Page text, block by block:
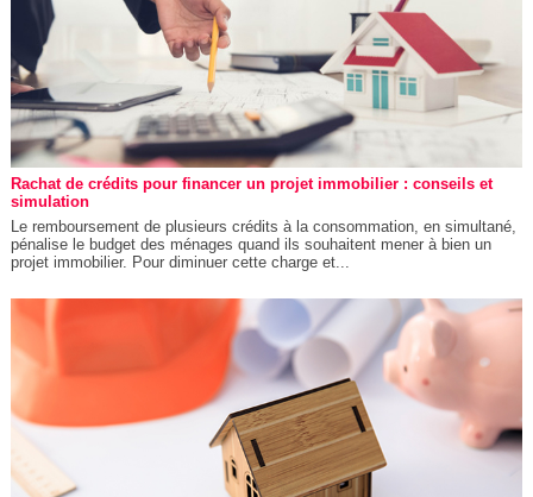
Rachat de crédits pour financer un projet immobilier : conseils et
simulation
Le remboursement de plusieurs crédits à la consommation, en simultané,
pénalise le budget des ménages quand ils souhaitent mener à bien un
projet immobilier. Pour diminuer cette charge et...